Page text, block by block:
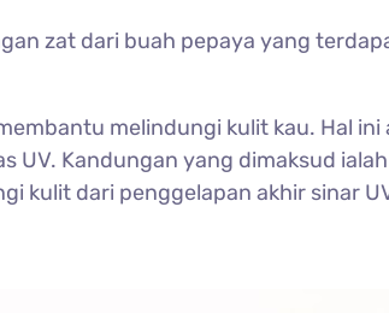
zat dari buah pepaya yang
melindungi kulit kau. Hal ini
UV. Kandungan yang dimaksud ialah
kulit dari penggelapan akhir sinar